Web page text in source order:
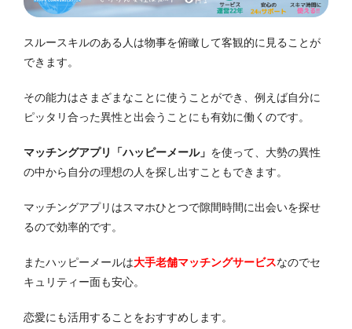
スルースキルのある人は物事を俯瞰して客観的に見ることが
できます。
その能力はさまざまなことに使うことができ、例えば自分に
ピッタリ合った異性と出会うことにも有効に働くのです。
マッチングアプリ「ハッピーメール」 を使って、大勢の異性
の中から自分の理想の人を探し出すこともできます。
マッチングアプリはスマホひとつで隙間時間に出会いを探せ
るので効率的です。
またハッピーメールは大手老舗マッチングサービスなのでセ
キュリティー面も安心。
恋愛にも活用することをおすすめします。